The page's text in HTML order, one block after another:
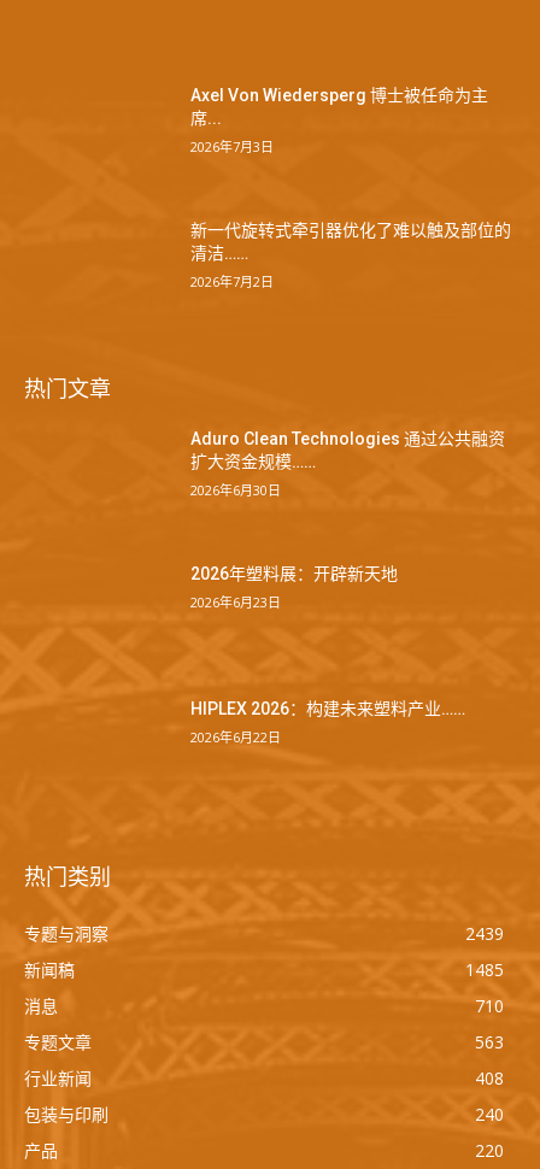
Axel Von Wiedersperg 博士被任命为主
席...
2026年7月3日
新一代旋转式牵引器优化了难以触及部位的
清洁……
2026年7月2日
热门文章
Aduro Clean Technologies 通过公共融资
扩大资金规模……
2026年6月30日
2026年塑料展：开辟新天地
2026年6月23日
HIPLEX 2026：构建未来塑料产业……
2026年6月22日
热门类别
专题与洞察
2439
新闻稿
1485
消息
710
专题文章
563
行业新闻
408
包装与印刷
240
产品
220